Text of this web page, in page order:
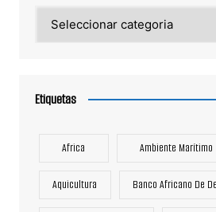
Etiquetas
Africa Ambiente Marítimo
Aquicultura Banco Africano De